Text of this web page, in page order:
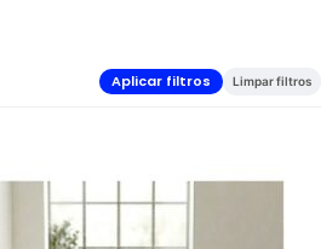
Aplicar filtros Limpar filtros